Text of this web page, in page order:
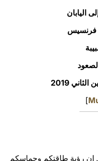
اليابان
فرنسيس
]
إن رؤية طاقتكم وحماسكم